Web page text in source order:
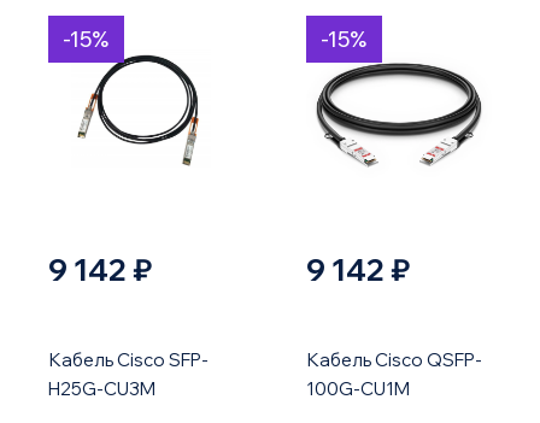
-15%
9 142 ₽
Кабель Cisco SFP-
H25G-CU3M
-15%
9 142 ₽
Кабель Cisco QSFP-
100G-CU1M